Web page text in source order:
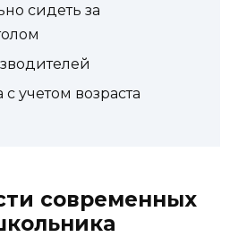
сидеть за
с учетом возраста
современных